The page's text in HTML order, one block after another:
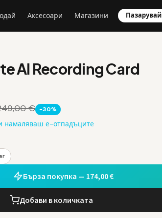
Аксесоари Магазини Пазарувай
AI Recording Card
€ -30%
намаляваш е-отпадъците
Бърза покупка — 174,00 €
Добави в количката